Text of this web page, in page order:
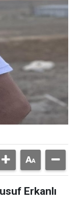
Erkanlı